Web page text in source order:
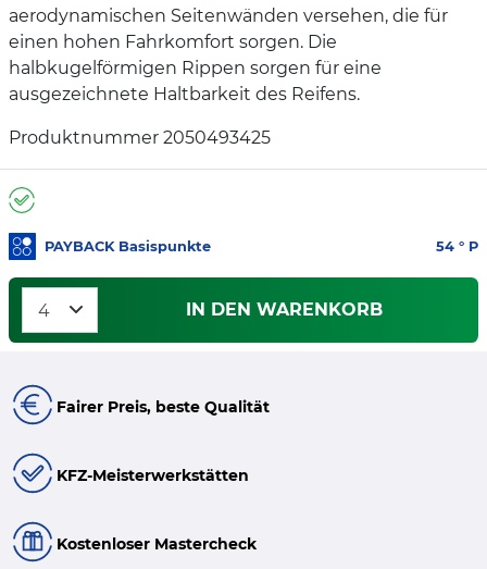
aerodynamischen Seitenwänden versehen, die für
einen hohen Fahrkomfort sorgen. Die
halbkugelförmigen Rippen sorgen für eine
ausgezeichnete Haltbarkeit des Reifens.
Produktnummer 2050493425
PAYBACK Basispunkte 54 ° P
IN DEN WARENKORB
Fairer Preis, beste Qualität
KFZ-Meisterwerkstätten
Kostenloser Mastercheck